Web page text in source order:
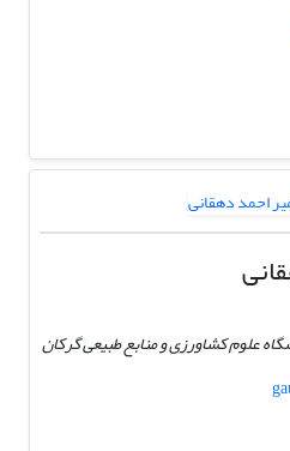
علوم کشاورزی و منابع طبیعی گرکان